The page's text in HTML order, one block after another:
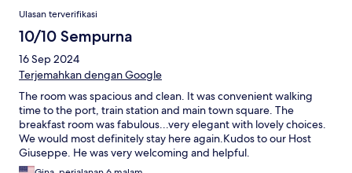
Ulasan terverifikasi
10/10 Sempurna
16 Sep 2024
Terjemahkan dengan Google
The room was spacious and clean. It was convenient walking
time to the port, train station and main town square. The
breakfast room was fabulous...very elegant with lovely choices.
We would most definitely stay here again.Kudos to our Host
Giuseppe. He was very welcoming and helpful.